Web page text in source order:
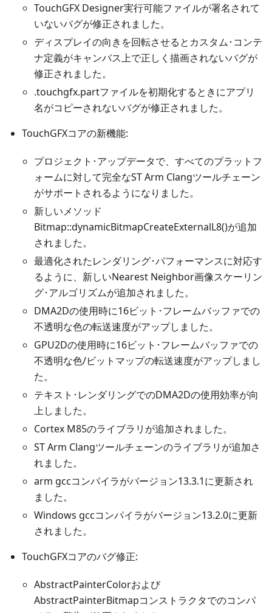
TouchGFX Designer実行可能ファイルが署名されて
いないバグが修正されました。
ディスプレイの向きを回転させるとカスタム･コンテ
ナ定義がキャンバス上で正しく描画されないバグが
修正されました。
.touchgfx.partファイルを初期化するときにアプリ
名がコピーされないバグが修正されました。
TouchGFXコアの新機能:
プロジェクト･アップデータで、すべてのプラットフ
ォームに対して完全なST Arm Clangツールチェーン
がサポートされるようになりました。
新しいメソッド
Bitmap::dynamicBitmapCreateExternalL8()が追加
されました。
最適化されたレンダリング･パフォーマンスに対応す
るように、新しいNearest Neighbor画像スケーリン
グ･アルゴリズムが追加されました。
DMA2Dの使用時に16ビット･フレームバッファでの
不透明な色の転送速度がアップしました。
GPU2Dの使用時に16ビット･フレームバッファでの
不透明な色/ビットマップの転送速度がアップしまし
た。
テキスト･レンダリングでのDMA2Dの使用効率が向
上しました。
Cortex M85のライブラリが追加されました。
ST Arm Clangツールチェーンのライブラリが追加さ
れました。
arm gccコンパイラがバージョン13.3.1に更新され
ました。
Windows gccコンパイラがバージョン13.2.0に更新
されました。
TouchGFXコアのバグ修正:
AbstractPainterColorおよび
AbstractPainterBitmapコンストラクタでのコンパ